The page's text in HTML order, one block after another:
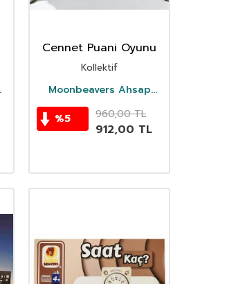
Cennet Puani Oyunu
Kollektif
Moonbeavers Ahsap
%5 960,00TL
912,00 TL